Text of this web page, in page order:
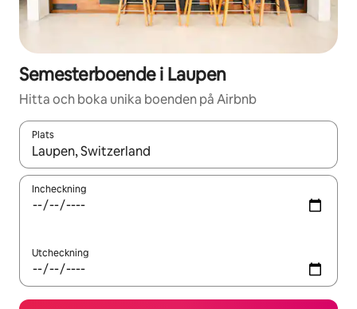
Semesterboende i Laupen
Hitta och boka unika boenden på Airbnb
Plats
När resultaten är tillgängliga kan du navigera med upp- och
Incheckning
Utcheckning